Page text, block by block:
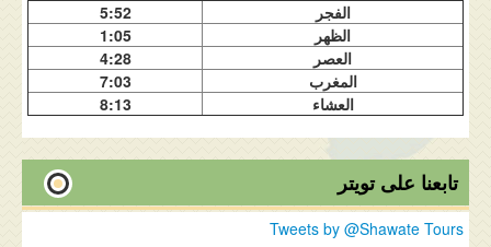
الفجر
5:52
الظهر
1:05
العصر
4:28
المغرب
7:03
العشاء
8:13
تابعنا على تويتر
Tweets by @Shawate Tours